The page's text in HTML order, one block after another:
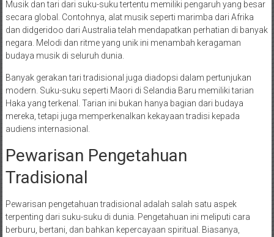
Musik dan tari dari suku-suku tertentu memiliki pengaruh yang besar
secara global. Contohnya, alat musik seperti marimba dari Afrika
dan didgeridoo dari Australia telah mendapatkan perhatian di banyak
negara. Melodi dan ritme yang unik ini menambah keragaman
budaya musik di seluruh dunia.
Banyak gerakan tari tradisional juga diadopsi dalam pertunjukan
modern. Suku-suku seperti Maori di Selandia Baru memiliki tarian
Haka yang terkenal. Tarian ini bukan hanya bagian dari budaya
mereka, tetapi juga memperkenalkan kekayaan tradisi kepada
audiens internasional.
Pewarisan Pengetahuan
Tradisional
Pewarisan pengetahuan tradisional adalah salah satu aspek
terpenting dari suku-suku di dunia. Pengetahuan ini meliputi cara
berburu, bertani, dan bahkan kepercayaan spiritual. Biasanya,